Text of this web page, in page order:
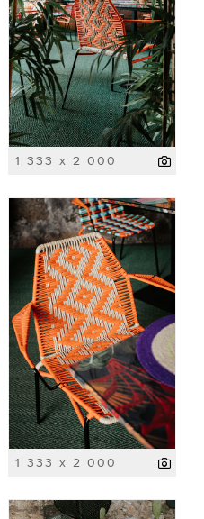
1 333 x 2 000
1 333 x 2 000